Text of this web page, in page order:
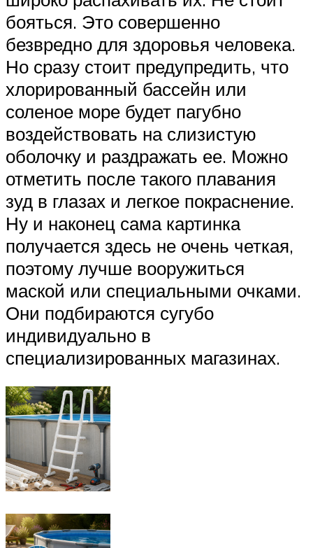
бояться. Это совершенно
безвредно для здоровья человека.
Но сразу стоит предупредить, что
хлорированный бассейн или
соленое море будет пагубно
воздействовать на слизистую
оболочку и раздражать ее. Можно
отметить после такого плавания
зуд в глазах и легкое покраснение.
Ну и наконец сама картинка
получается здесь не очень четкая,
поэтому лучше вооружиться
маской или специальными очками.
Они подбираются сугубо
индивидуально в
специализированных магазинах.